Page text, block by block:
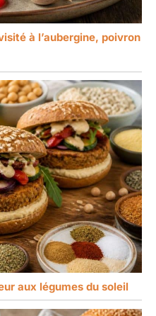
à l’aubergine, poivron
aux légumes du soleil